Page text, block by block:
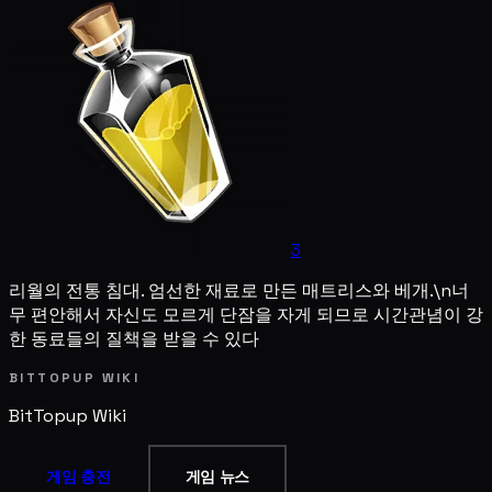
3
리월의 전통 침대. 엄선한 재료로 만든 매트리스와 베개.\n너
무 편안해서 자신도 모르게 단잠을 자게 되므로 시간관념이 강
한 동료들의 질책을 받을 수 있다
BITTOPUP WIKI
BitTopup Wiki
게임 충전 게임 뉴스